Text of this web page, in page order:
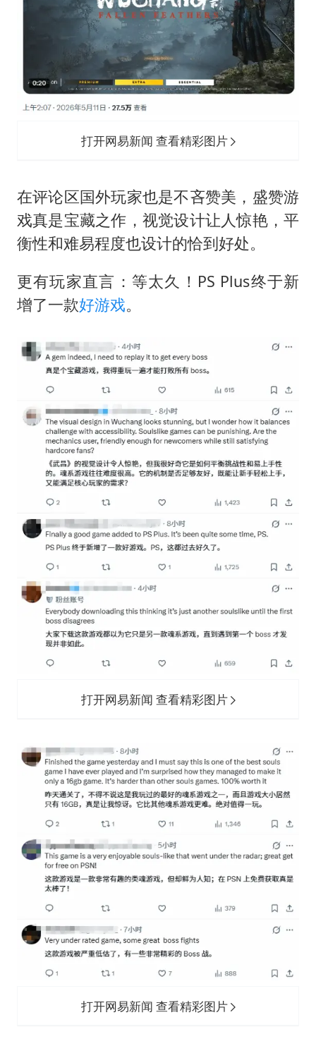
打开网易新闻 查看精彩图片
在评论区国外玩家也是不吝赞美，盛赞游
戏真是宝藏之作，视觉设计让人惊艳，平
衡性和难易程度也设计的恰到好处。
更有玩家直言：等太久！PS Plus终于新
增了一款好游戏。
打开网易新闻 查看精彩图片
打开网易新闻 查看精彩图片